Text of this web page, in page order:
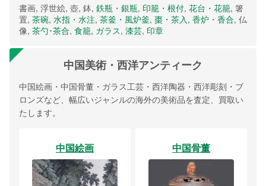
書画, 浮世絵, 壺, 鉢, 鉄瓶・銀瓶, 印籠・根付, 花台・花籠, 箸
置, 茶碗, 水指・水注, 茶釜・風炉釜, 棗・茶入, 香炉・香合, 仏
像, 茶勺･茶合, 食籠, ガラス, 漆芸, 印章
中国美術・西洋アンティーク
中国絵画・中国骨董・ガラス工芸・西洋陶器・西洋彫刻・ブ
ロンズなど、幅広いジャンルの海外の美術品を査定、買取い
たします。
中国絵画 中国骨董